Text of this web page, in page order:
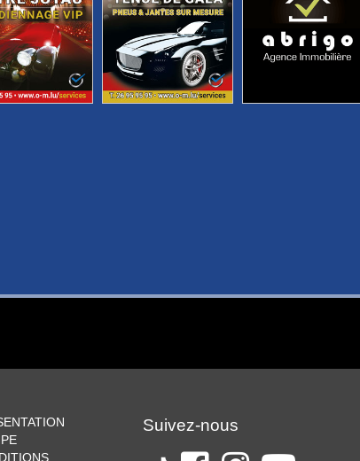
Suivez-nous